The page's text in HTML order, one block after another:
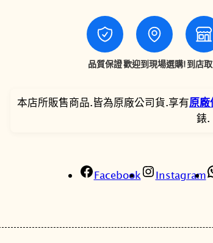
T
$
,
9
a
q
u
復
方
品質保證歡迎到現場選購! 到店
本店所販售商品.皆為原廠公司貨.享有原廠
錶.
Facebook Instagram